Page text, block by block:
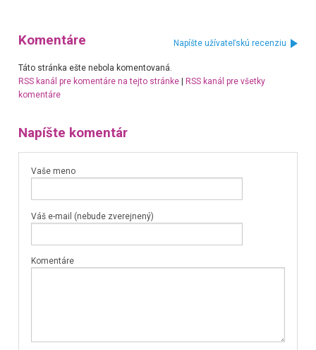
Komentáre Napíšte užívateľskú recenziu
Táto stránka ešte nebola komentovaná.
RSS kanál pre komentáre na tejto stránke| RSS kanál pre všetky
komentáre
Napíšte komentár
Vaše meno
Váš e-mail (nebude zverejnený)
Komentáre